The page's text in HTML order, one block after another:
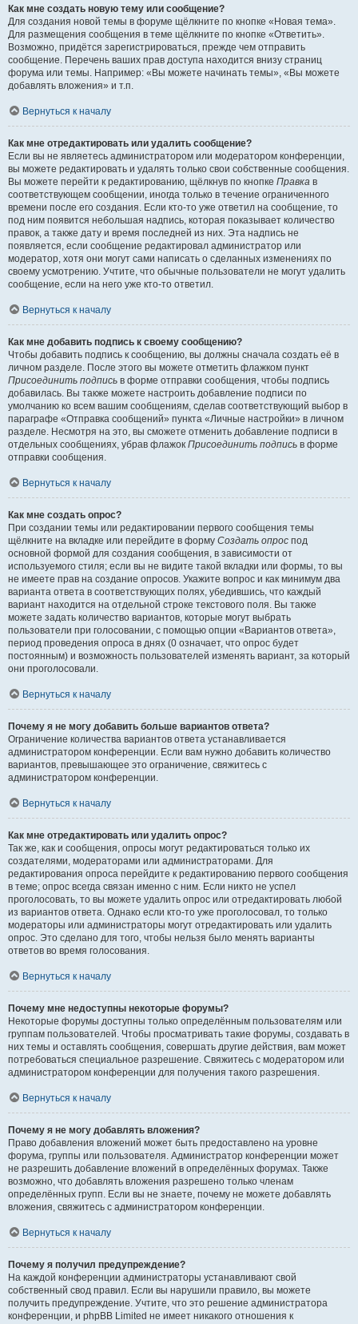
Как мне создать новую тему или сообщение?
Для создания новой темы в форуме щёлкните по кнопке «Новая тема».
Для размещения сообщения в теме щёлкните по кнопке «Ответить».
Возможно, придётся зарегистрироваться, прежде чем отправить
сообщение. Перечень ваших прав доступа находится внизу страниц
форума или темы. Например: «Вы можете начинать темы», «Вы можете
добавлять вложения» и т.п.
Вернуться к началу
Как мне отредактировать или удалить сообщение?
Если вы не являетесь администратором или модератором конференции,
вы можете редактировать и удалять только свои собственные сообщения.
Вы можете перейти к редактированию, щёлкнув по кнопке Правка в
соответствующем сообщении, иногда только в течение ограниченного
времени после его создания. Если кто-то уже ответил на сообщение, то
под ним появится небольшая надпись, которая показывает количество
правок, а также дату и время последней из них. Эта надпись не
появляется, если сообщение редактировал администратор или
модератор, хотя они могут сами написать о сделанных изменениях по
своему усмотрению. Учтите, что обычные пользователи не могут удалить
сообщение, если на него уже кто-то ответил.
Вернуться к началу
Как мне добавить подпись к своему сообщению?
Чтобы добавить подпись к сообщению, вы должны сначала создать её в
личном разделе. После этого вы можете отметить флажком пункт
Присоединить подпись в форме отправки сообщения, чтобы подпись
добавилась. Вы также можете настроить добавление подписи по
умолчанию ко всем вашим сообщениям, сделав соответствующий выбор в
параграфе «Отправка сообщений» пункта «Личные настройки» в личном
разделе. Несмотря на это, вы сможете отменить добавление подписи в
отдельных сообщениях, убрав флажок Присоединить подпись в форме
отправки сообщения.
Вернуться к началу
Как мне создать опрос?
При создании темы или редактировании первого сообщения темы
щёлкните на вкладке или перейдите в форму Создать опрос под
основной формой для создания сообщения, в зависимости от
используемого стиля; если вы не видите такой вкладки или формы, то вы
не имеете прав на создание опросов. Укажите вопрос и как минимум два
варианта ответа в соответствующих полях, убедившись, что каждый
вариант находится на отдельной строке текстового поля. Вы также
можете задать количество вариантов, которые могут выбрать
пользователи при голосовании, с помощью опции «Вариантов ответа»,
период проведения опроса в днях (0 означает, что опрос будет
постоянным) и возможность пользователей изменять вариант, за который
они проголосовали.
Вернуться к началу
Почему я не могу добавить больше вариантов ответа?
Ограничение количества вариантов ответа устанавливается
администратором конференции. Если вам нужно добавить количество
вариантов, превышающее это ограничение, свяжитесь с
администратором конференции.
Вернуться к началу
Как мне отредактировать или удалить опрос?
Так же, как и сообщения, опросы могут редактироваться только их
создателями, модераторами или администраторами. Для
редактирования опроса перейдите к редактированию первого сообщения
в теме; опрос всегда связан именно с ним. Если никто не успел
проголосовать, то вы можете удалить опрос или отредактировать любой
из вариантов ответа. Однако если кто-то уже проголосовал, то только
модераторы или администраторы могут отредактировать или удалить
опрос. Это сделано для того, чтобы нельзя было менять варианты
ответов во время голосования.
Вернуться к началу
Почему мне недоступны некоторые форумы?
Некоторые форумы доступны только определённым пользователям или
группам пользователей. Чтобы просматривать такие форумы, создавать в
них темы и оставлять сообщения, совершать другие действия, вам может
потребоваться специальное разрешение. Свяжитесь с модератором или
администратором конференции для получения такого разрешения.
Вернуться к началу
Почему я не могу добавлять вложения?
Право добавления вложений может быть предоставлено на уровне
форума, группы или пользователя. Администратор конференции может
не разрешить добавление вложений в определённых форумах. Также
возможно, что добавлять вложения разрешено только членам
определённых групп. Если вы не знаете, почему не можете добавлять
вложения, свяжитесь с администратором конференции.
Вернуться к началу
Почему я получил предупреждение?
На каждой конференции администраторы устанавливают свой
собственный свод правил. Если вы нарушили правило, вы можете
получить предупреждение. Учтите, что это решение администратора
конференции, и phpBB Limited не имеет никакого отношения к